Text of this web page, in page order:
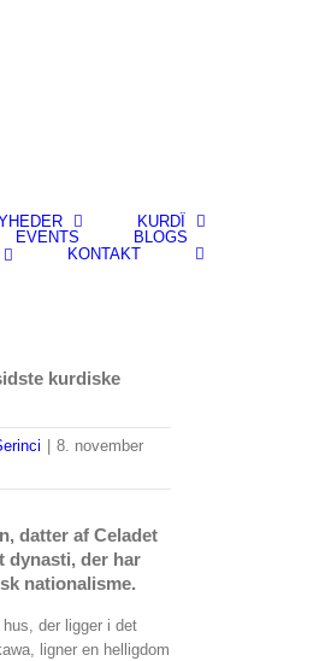
KURDÎ
EVENTS
BLOGS
KONTAKT
kurdiske
8. november
datter af Celadet
dynasti, der har
nationalisme.
der ligger i det
ligner en helligdom